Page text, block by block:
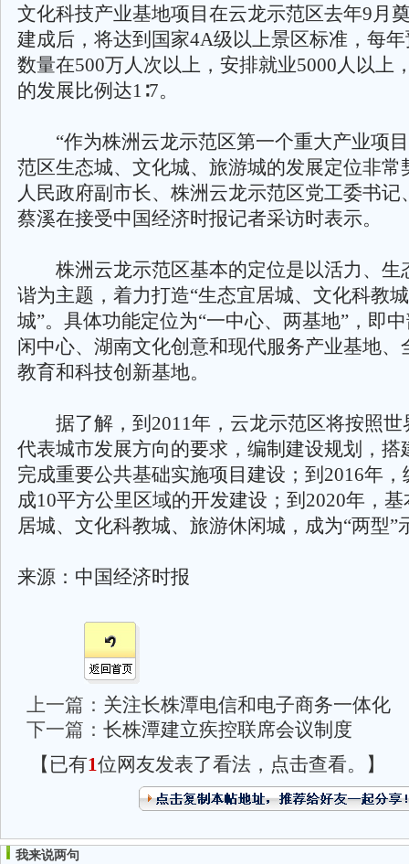
文化科技产业基地项目在云龙示范区去年9月
建成后，将达到国家4A级以上景区标准，每
数量在500万人次以上，安排就业5000人以上
的发展比例达1∶7。
“作为株洲云龙示范区第一个重大产业项
范区生态城、文化城、旅游城的发展定位非常
人民政府副市长、株洲云龙示范区党工委书记
蔡溪在接受中国经济时报记者采访时表示。
株洲云龙示范区基本的定位是以活力、生
谐为主题，着力打造“生态宜居城、文化科教
城”。具体功能定位为“一中心、两基地”，即
闲中心、湖南文化创意和现代服务产业基地、
教育和科技创新基地。
据了解，到2011年，云龙示范区将按照世
代表城市发展方向的要求，编制建设规划，搭
完成重要公共基础实施项目建设；到2016年
成10平方公里区域的开发建设；到2020年，
居城、文化科教城、旅游休闲城，成为“两型”
来源：中国经济时报
上一篇： 关注长株潭电信和电子商务一体化
下一篇： 长株潭建立疾控联席会议制度
【已有1位网友发表了看法，点击查看。】
我来说两句